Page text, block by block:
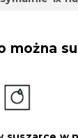
można